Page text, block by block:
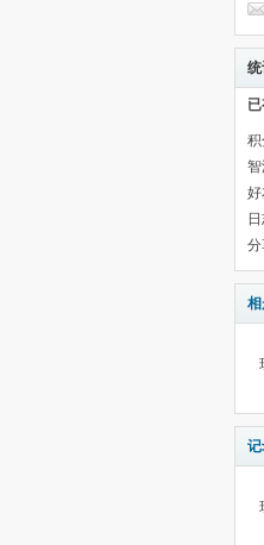
积
好
分